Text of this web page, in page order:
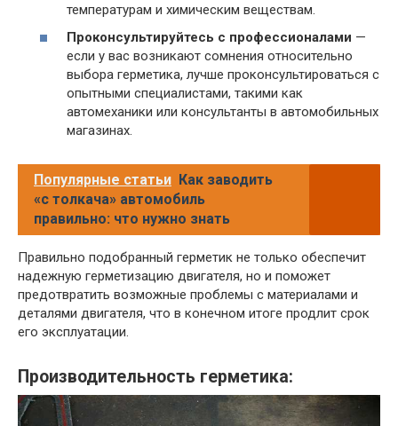
температурам и химическим веществам.
Проконсультируйтесь с профессионалами —
если у вас возникают сомнения относительно
выбора герметика, лучше проконсультироваться с
опытными специалистами, такими как
автомеханики или консультанты в автомобильных
магазинах.
Популярные статьи Как заводить
«с толкача» автомобиль
правильно: что нужно знать
Правильно подобранный герметик не только обеспечит
надежную герметизацию двигателя, но и поможет
предотвратить возможные проблемы с материалами и
деталями двигателя, что в конечном итоге продлит срок
его эксплуатации.
Производительность герметика: